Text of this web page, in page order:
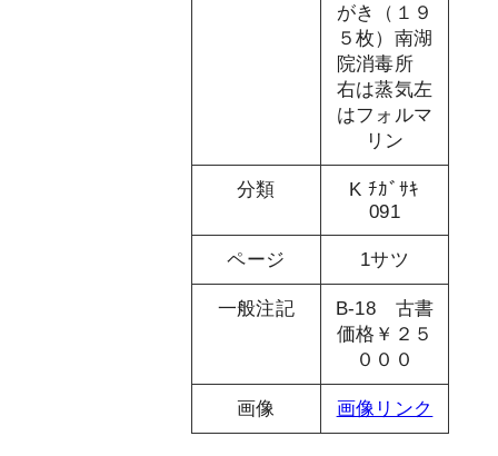
がき（１９
５枚）南湖
院消毒所
右は蒸気左
はフォルマ
リン
分類
K ﾁｶﾞｻｷ
091
ページ 1サツ
一般注記
B-18 古書
価格￥２５
０００
画像 画像リンク